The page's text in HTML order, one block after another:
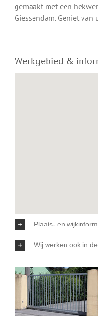
gemaakt met een
Giessendam. Geniet
Werkgebied &
Plaats- en
Wij werken ook in